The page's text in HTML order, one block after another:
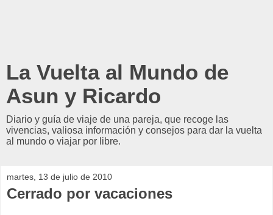
La Vuelta al Mundo de
Asun y Ricardo
Diario y guía de viaje de una pareja, que recoge las
vivencias, valiosa información y consejos para dar la vuelta
al mundo o viajar por libre.
martes, 13 de julio de 2010
Cerrado por vacaciones